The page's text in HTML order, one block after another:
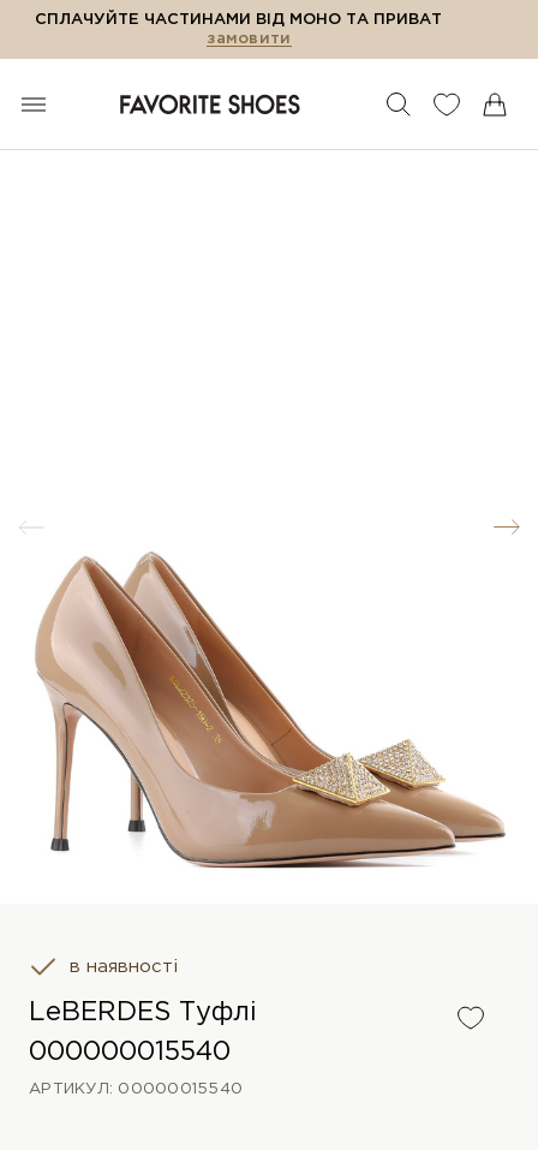
СПЛАЧУЙТЕ ЧАСТИНАМИ ВІД МОНО ТА ПРИВАТ
замовити
в наявності
LeBERDES Туфлі
000000015540
АРТИКУЛ: 00000015540